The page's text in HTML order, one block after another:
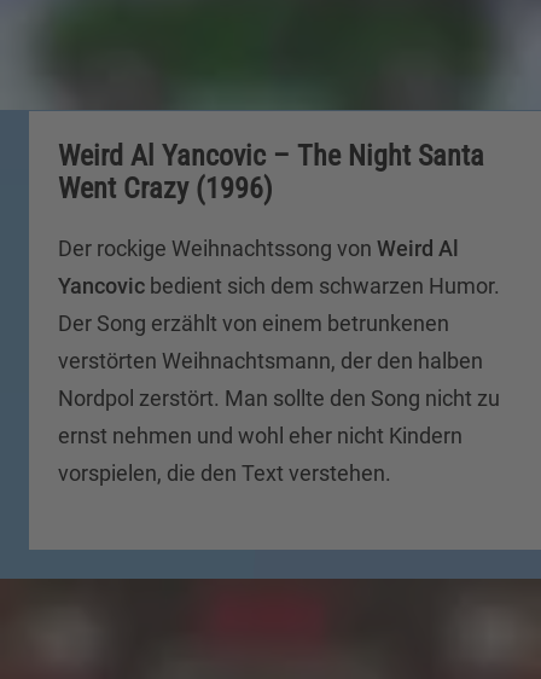
Weird Al Yancovic – The Night Santa
Went Crazy (1996)
Der rockige Weihnachtssong von Weird Al
Yancovic bedient sich dem schwarzen Humor.
Der Song erzählt von einem betrunkenen
verstörten Weihnachtsmann, der den halben
Nordpol zerstört. Man sollte den Song nicht zu
ernst nehmen und wohl eher nicht Kindern
vorspielen, die den Text verstehen.